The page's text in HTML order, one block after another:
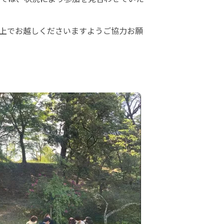
でお越しくださいますようご協力お願